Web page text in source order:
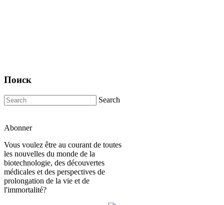
Поиск
Search
Abonner
Vous voulez être au courant de toutes
les nouvelles du monde de la
biotechnologie, des découvertes
médicales et des perspectives de
prolongation de la vie et de
l'immortalité?